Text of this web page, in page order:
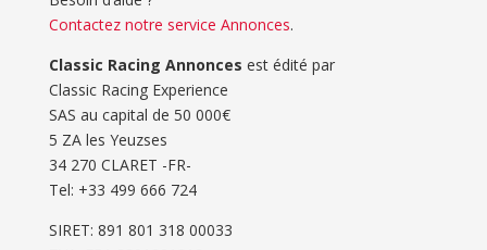
Contactez notre service Annonces.
Classic Racing Annonces est édité par
Classic Racing Experience
SAS au capital de 50 000€
5 ZA les Yeuzses
34 270 CLARET -FR-
Tel: ‭+33 499 666 724‬
SIRET: 891 801 318 00033